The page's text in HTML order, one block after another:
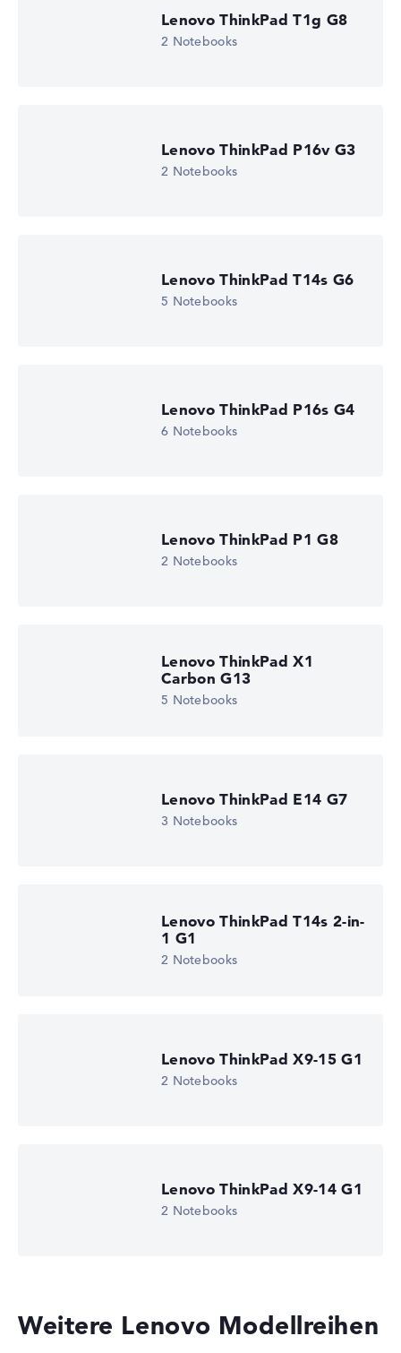
Lenovo ThinkPad T1g G8
2 Notebooks
Lenovo ThinkPad P16v G3
2 Notebooks
Lenovo ThinkPad T14s G6
5 Notebooks
Lenovo ThinkPad P16s G4
6 Notebooks
Lenovo ThinkPad P1 G8
2 Notebooks
Lenovo ThinkPad X1
Carbon G13
5 Notebooks
Lenovo ThinkPad E14 G7
3 Notebooks
Lenovo ThinkPad T14s 2-in-
1 G1
2 Notebooks
Lenovo ThinkPad X9-15 G1
2 Notebooks
Lenovo ThinkPad X9-14 G1
2 Notebooks
Weitere Lenovo Modellreihen